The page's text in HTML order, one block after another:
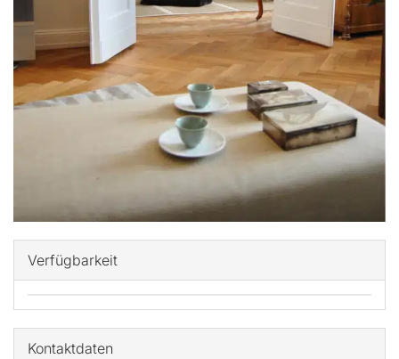
Verfügbarkeit
Kontaktdaten